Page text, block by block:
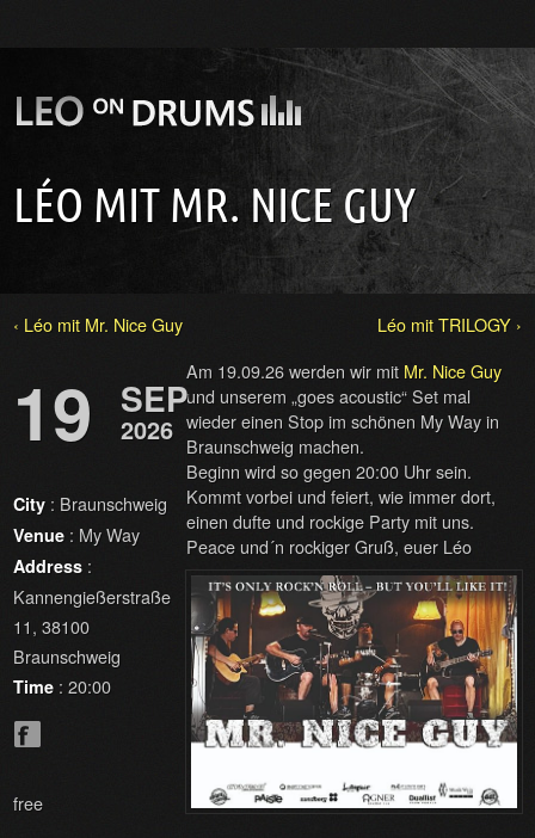
LÉO MIT MR. NICE GUY
‹ Léo mit Mr. Nice Guy Léo mit TRILOGY ›
19 SEP
2026
City : Braunschweig
Venue : My Way
Address :
Kannengießerstraße
11, 38100
Braunschweig
Time : 20:00
free
Am 19.09.26 werden wir mit Mr. Nice Guy
und unserem „goes acoustic“ Set mal
wieder einen Stop im schönen My Way in
Braunschweig machen.
Beginn wird so gegen 20:00 Uhr sein.
Kommt vorbei und feiert, wie immer dort,
einen dufte und rockige Party mit uns.
Peace und´n rockiger Gruß, euer Léo